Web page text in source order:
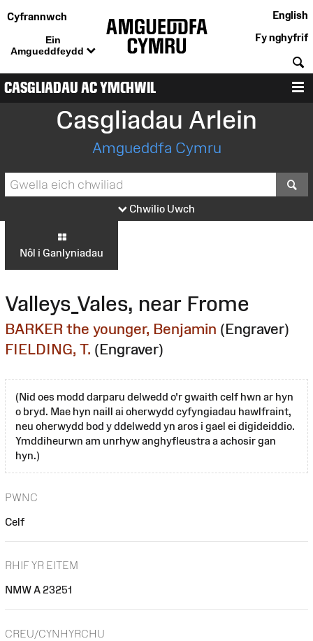
Cyfrannwch
Ein
Amgueddfeydd
English
Fy nghyfrif
CASGLIADAU AC YMCHWIL
Casgliadau Arlein
Amgueddfa Cymru
Chwilio Uwch
Nôl i Ganlyniadau
Valleys_Vales, near Frome
BARKER the younger, Benjamin (Engraver)
FIELDING, T. (Engraver)
(Nid oes modd darparu delwedd o'r gwaith celf hwn ar hyn
o bryd. Mae hyn naill ai oherwydd cyfyngiadau hawlfraint,
neu oherwydd bod y ddelwedd yn aros i gael ei digideiddio.
Ymddiheurwn am unrhyw anghyfleustra a achosir gan
hyn.)
PWNC
Celf
RHIF YR EITEM
NMW A 23251
CREU/CYNHYRCHU